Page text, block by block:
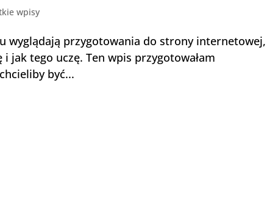
wpisy
wyglądają przygotowania do strony internetowej,
jak tego uczę. Ten wpis przygotowałam
być...